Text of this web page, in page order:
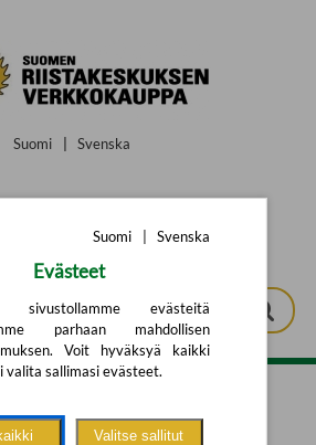
Suomi Svenska
haku
Suomi Svenska
Evästeet
sivustollamme evästeitä
parhaan mahdollisen
Voit hyväksyä kaikki
valita sallimasi evästeet.
Valitse sallitut